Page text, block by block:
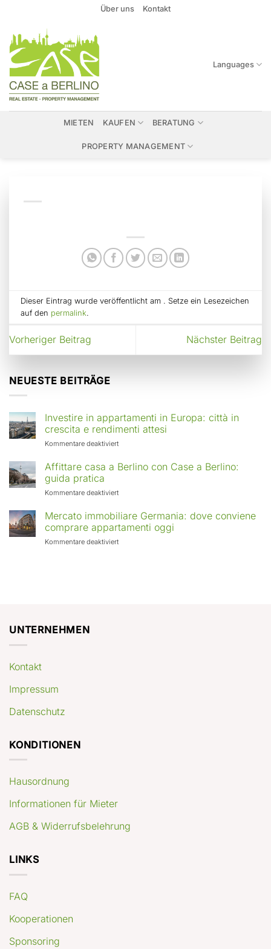
springen
Über uns Kontakt
Languages
MIETEN KAUFEN BERATUNG
PROPERTY MANAGEMENT
Dieser Eintrag wurde veröffentlicht am . Setze ein Lesezeichen
auf den permalink.
Vorheriger Beitrag Nächster Beitrag
NEUESTE BEITRÄGE
Investire in appartamenti in Europa: città in
crescita e rendimenti attesi
Kommentare deaktiviertfür
in
Europa:
in
crescita
rendimenti
Affittare casa a Berlino con Case a Berlino:
guida pratica
Kommentare deaktiviertfür
casa
a
Berlino
con
Mercato immobiliare Germania: dove conviene
comprare appartamenti oggi
Kommentare deaktiviertfür
UNTERNEHMEN
Kontakt
Impressum
Datenschutz
KONDITIONEN
Hausordnung
Informationen für Mieter
AGB & Widerrufsbelehrung
LINKS
FAQ
Kooperationen
Sponsoring